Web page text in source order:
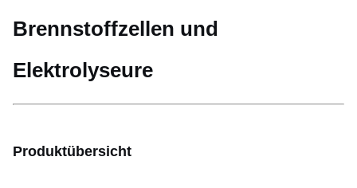
Brennstoffzellen und
Elektrolyseure
Produktübersicht